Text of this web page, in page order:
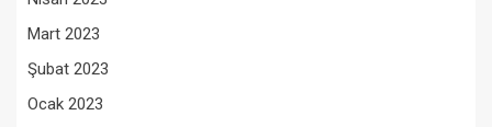
Mart 2023
Şubat 2023
Ocak 2023